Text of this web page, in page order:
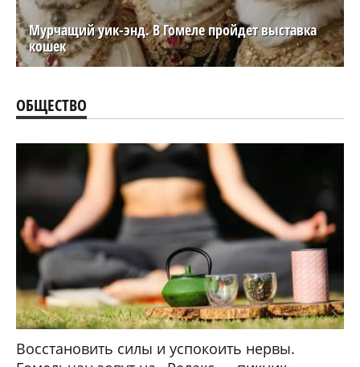
Мурчащий уик-энд. В Гомеле пройдет выставка
кошек
ОБЩЕСТВО
Восстановить силы и успокоить нервы.